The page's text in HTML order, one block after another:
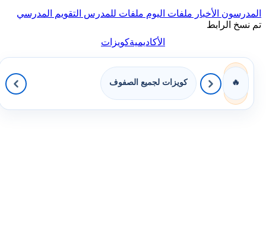
المدرسون الأخبار ملفات اليوم ملفات للمدرس التقويم المدرسي
تم نسخ الرابط
الأكاديميةكويزات
🔥 كويزات لجميع الصفوف